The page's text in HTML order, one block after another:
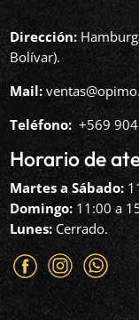
Dirección:
Bolívar).
Mail:
Teléfono: ‪+569
Horario de
Martes a Sábado:
Domingo: 11:00 a
Lunes: Cerrado.